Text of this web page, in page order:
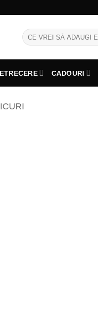
Caută
după:
CADOURI